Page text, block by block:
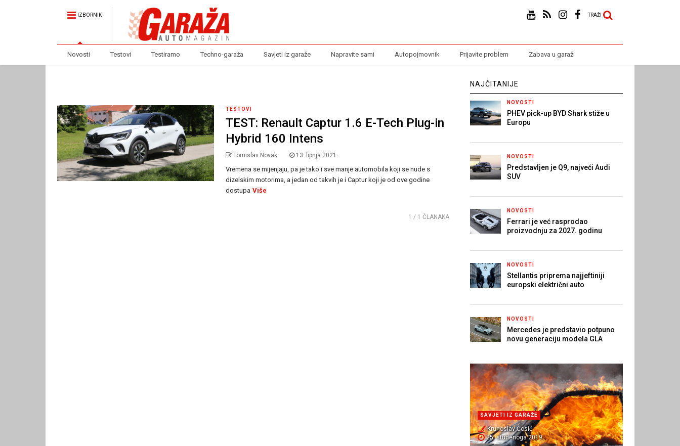
IZBORNIK TRAŽI
Novosti Testovi Testiramo Techno-garaža Savjeti iz garaže Napravite sami Autopojmovnik Prijavite problem Zabava u garaži
TESTOVI
TEST: Renault Captur 1.6 E-Tech Plug-in
Hybrid 160 Intens
Tomislav Novak 13. lipnja 2021.
Vremena se mijenjaju, pa je tako i sve manje automobila koji se nude s
dizelskim motorima, a jedan od takvih je i Captur koji je od ove godine
dostupa Više
1 / 1 ČLANAKA
NAJČITANIJE
NOVOSTI
PHEV pick-up BYD Shark stiže u
Europu
NOVOSTI
Predstavljen je Q9, najveći Audi
SUV
NOVOSTI
Ferrari je već rasprodao
proizvodnju za 2027. godinu
NOVOSTI
Stellantis priprema najjeftiniji
europski električni auto
NOVOSTI
Mercedes je predstavio potpuno
novu generaciju modela GLA
SAVJETI IZ GARAŽE
Krunoslav Ćosić
25. studenoga 2019.